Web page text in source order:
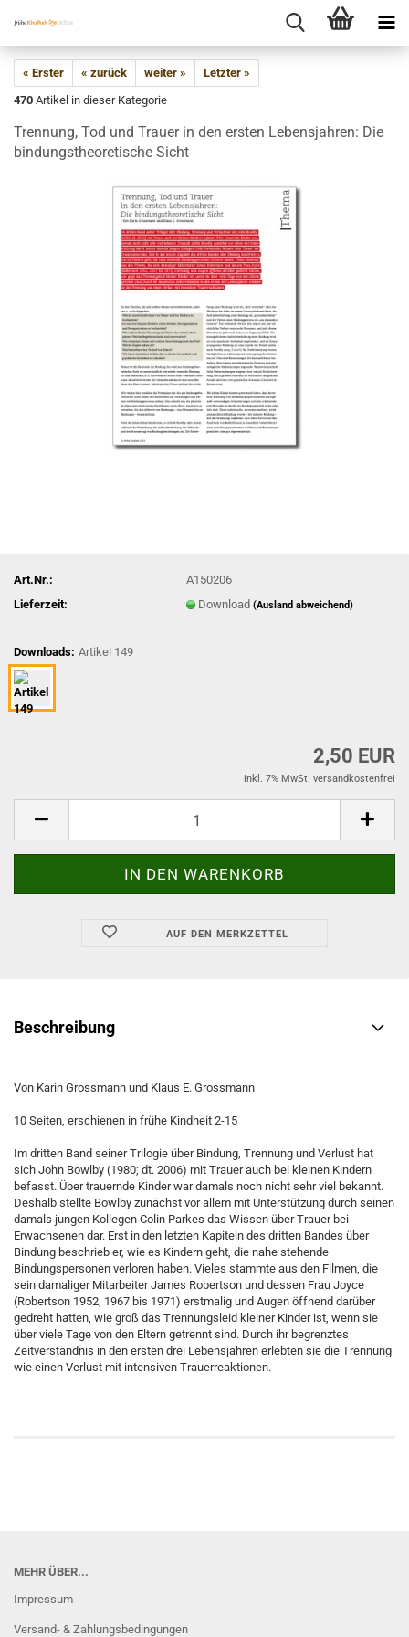
« Erster « zurück weiter »
Letzter »
470 Artikel in dieser Kategorie
Trennung, Tod und Trauer in den ersten Lebensjahren: Die
bindungstheoretische Sicht
Art.Nr.:
A150206
Lieferzeit:
Download(Ausland abweichend)
Downloads: Artikel 149
2,50 EUR
inkl. 7% MwSt. versandkostenfrei
AUF DEN MERKZETTEL
Beschreibung
Von Karin Grossmann und Klaus E. Grossmann
10 Seiten, erschienen in frühe Kindheit 2-15
Im dritten Band seiner Trilogie über Bindung, Trennung und Verlust hat
sich John Bowlby (1980; dt. 2006) mit Trauer auch bei kleinen Kindern
befasst. Über trauernde Kinder war damals noch nicht sehr viel bekannt.
Deshalb stellte Bowlby zunächst vor allem mit Unterstützung durch seinen
damals jungen Kollegen Colin Parkes das Wissen über Trauer bei
Erwachsenen dar. Erst in den letzten Kapiteln des dritten Bandes über
Bindung beschrieb er, wie es Kindern geht, die nahe stehende
Bindungspersonen verloren haben. Vieles stammte aus den Filmen, die
sein damaliger Mitarbeiter James Robertson und dessen Frau Joyce
(Robertson 1952, 1967 bis 1971) erstmalig und Augen öffnend darüber
gedreht hatten, wie groß das Trennungsleid kleiner Kinder ist, wenn sie
über viele Tage von den Eltern getrennt sind. Durch ihr begrenztes
Zeitverständnis in den ersten drei Lebensjahren erlebten sie die Trennung
wie einen Verlust mit intensiven Trauerreaktionen.
MEHR ÜBER...
Impressum
Versand- & Zahlungsbedingungen